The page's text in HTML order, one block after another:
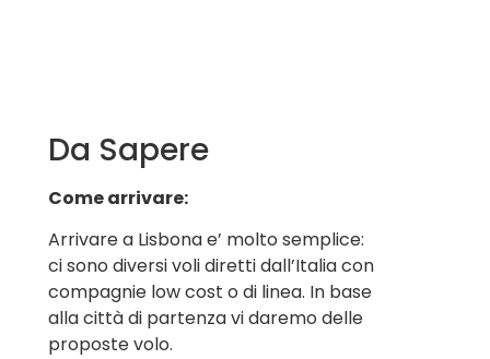
Da Sapere
Come arrivare:
Arrivare a Lisbona e’ molto semplice:
ci sono diversi voli diretti dall’Italia con
compagnie low cost o di linea. In base
alla città di partenza vi daremo delle
proposte volo.